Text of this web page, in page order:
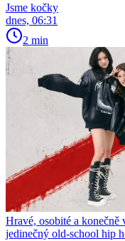
Jsme kočky
dnes, 06:31
2 min
Hravé, osobité a konečně
jedinečný old-school hip